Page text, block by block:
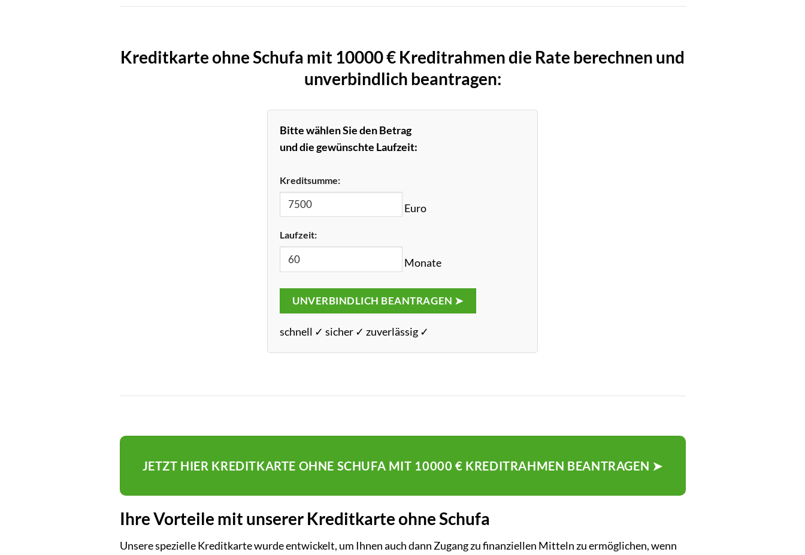
Kreditkarte ohne Schufa mit 10000 € Kreditrahmen die Rate berechnen und
unverbindlich beantragen:
Bitte wählen Sie den Betrag
und die gewünschte Laufzeit:
Kreditsumme:
Euro
Laufzeit:
Monate
UNVERBINDLICH BEANTRAGEN ➤
schnell ✓ sicher ✓ zuverlässig ✓
JETZT HIER KREDITKARTE OHNE SCHUFA MIT 10000 € KREDITRAHMEN BEANTRAGEN ➤
Ihre Vorteile mit unserer Kreditkarte ohne Schufa
Unsere spezielle Kreditkarte wurde entwickelt, um Ihnen auch dann Zugang zu finanziellen Mitteln zu ermöglichen, wenn